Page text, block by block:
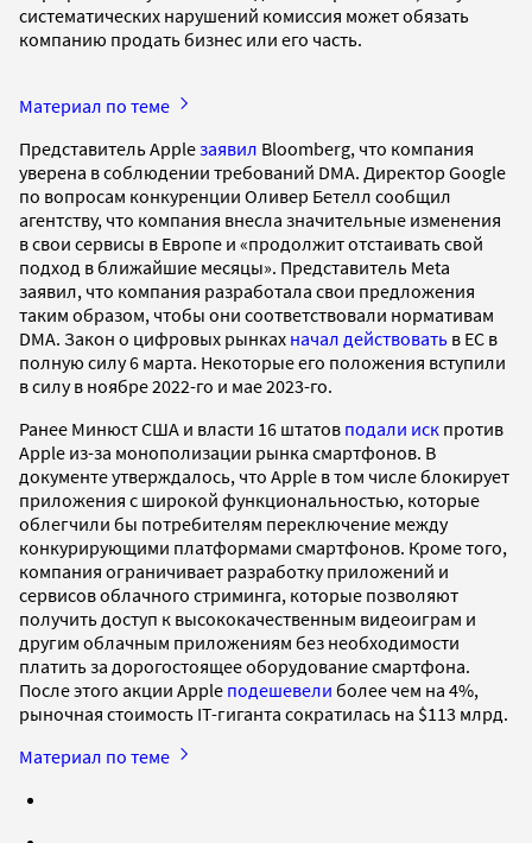
систематических нарушений комиссия может обязать
компанию продать бизнес или его часть.
Материал по теме
Представитель Appleзаявил Bloomberg, что компания
уверена в соблюдении требований DMA. Директор Google
по вопросам конкуренции Оливер Бетелл сообщил
агентству, что компания внесла значительные изменения
в свои сервисы в Европе и «продолжит отстаивать свой
подход в ближайшие месяцы». Представитель Meta
заявил, что компания разработала свои предложения
таким образом, чтобы они соответствовали нормативам
DMA. Закон о цифровых рынках начал действовать в ЕС в
полную силу 6 марта. Некоторые его положения вступили
в силу в ноябре 2022-го и мае 2023-го.
Ранее Минюст США и власти 16 штатов подали иск против
Apple из-за монополизации рынка смартфонов. В
документе утверждалось, что Apple в том числе блокирует
приложения с широкой функциональностью, которые
облегчили бы потребителям переключение между
конкурирующими платформами смартфонов. Кроме того,
компания ограничивает разработку приложений и
сервисов облачного стриминга, которые позволяют
получить доступ к высококачественным видеоиграм и
другим облачным приложениям без необходимости
платить за дорогостоящее оборудование смартфона.
После этого акции Apple подешевели более чем на 4%,
рыночная стоимость IT-гиганта сократилась на $113 млрд.
Материал по теме